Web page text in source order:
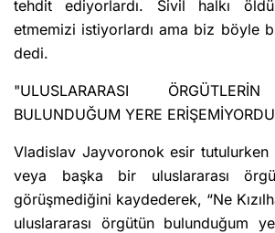
tehdit ediyorlardı. Sivil halkı
etmemizi istiyorlardı ama biz böyle
dedi.
"ULUSLARARASI
BULUNDUĞUM YERE
Vladislav Jayvoronok esir tutulurken
veya başka bir uluslararası
görüşmediğini kaydederek, “Ne
uluslararası örgütün bulunduğum